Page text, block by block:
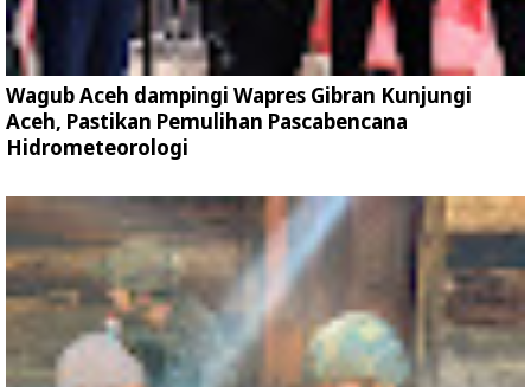
Wagub Aceh dampingi Wapres Gibran Kunjungi
Aceh, Pastikan Pemulihan Pascabencana
Hidrometeorologi